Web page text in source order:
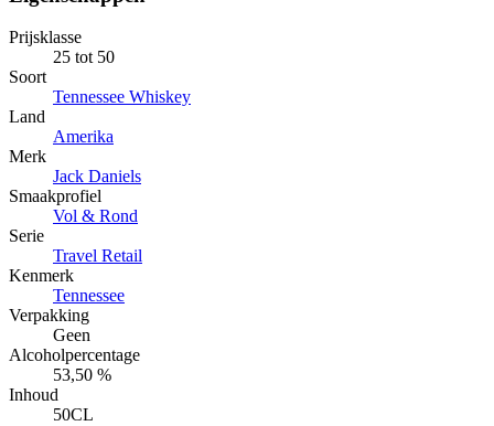
Prijsklasse
25 tot 50
Soort
Tennessee Whiskey
Land
Amerika
Merk
Jack Daniels
Smaakprofiel
Vol & Rond
Serie
Travel Retail
Kenmerk
Tennessee
Verpakking
Geen
Alcoholpercentage
53,50 %
Inhoud
50CL